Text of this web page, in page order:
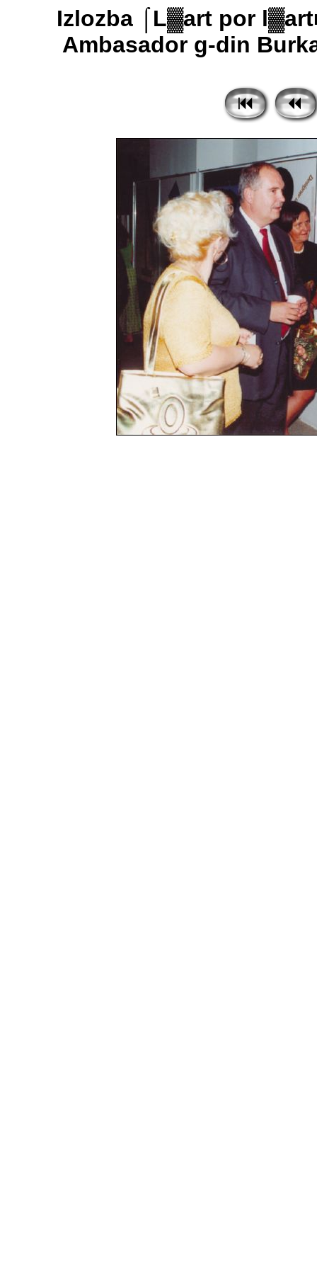
Izlozba ⌠L▓art por
Ambasador g-din